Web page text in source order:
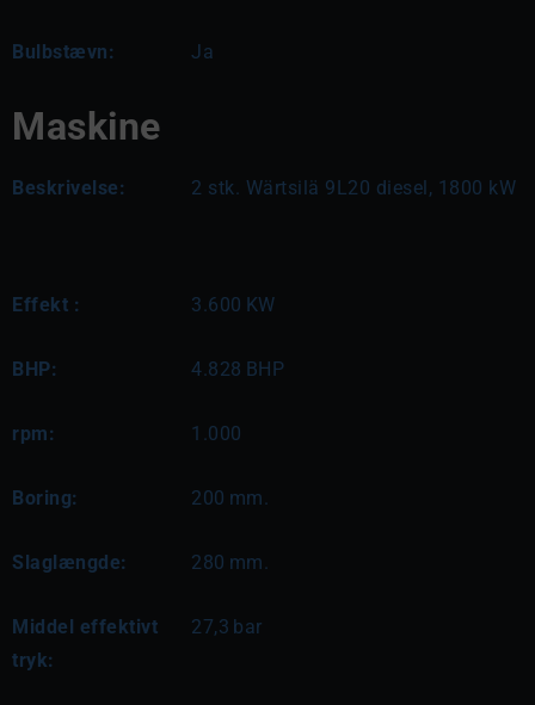
Bulbstævn: Ja
Maskine
Beskrivelse: 2 stk. Wärtsilä 9L20 diesel, 1800 kW
Effekt : 3.600 KW
BHP: 4.828 BHP
rpm: 1.000
Boring: 200 mm.
Slaglængde: 280 mm.
Middel effektivt
tryk:
27,3 bar